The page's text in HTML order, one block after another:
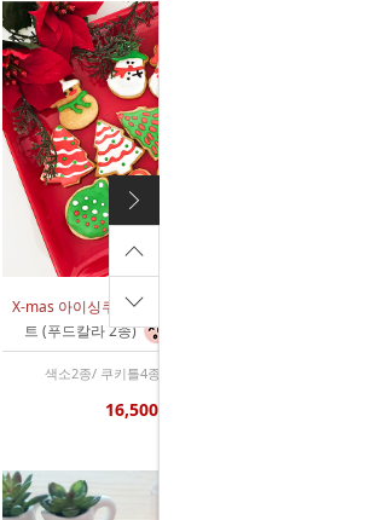
X-mas 아이싱쿠키크리스마스 만들기세
트 (푸드칼라 2종)
색소2종/ 쿠키틀4종/ 로얄아이싱
16,500원